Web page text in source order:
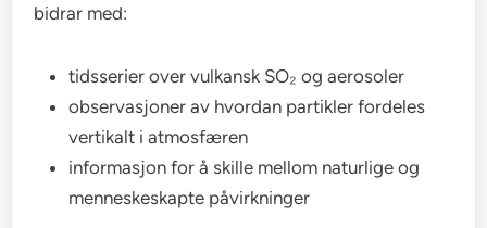
bidrar med:
tidsserier over vulkansk SO₂ og aerosoler
observasjoner av hvordan partikler fordeles
vertikalt i atmosfæren
informasjon for å skille mellom naturlige og
menneskeskapte påvirkninger